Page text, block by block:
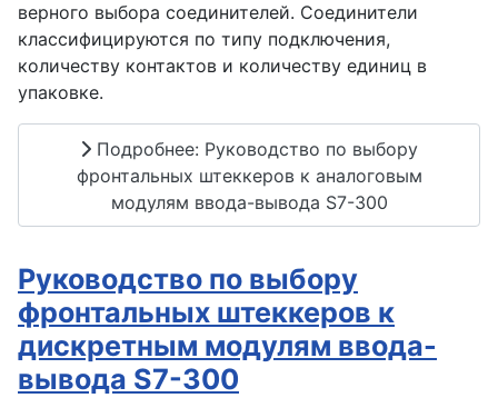
верного выбора соединителей. Соединители
классифицируются по типу подключения,
количеству контактов и количеству единиц в
упаковке.
Подробнее: Руководство по выбору
фронтальных штеккеров к аналоговым
модулям ввода-вывода S7-300
Руководство по выбору
фронтальных штеккеров к
дискретным модулям ввода-
вывода S7-300